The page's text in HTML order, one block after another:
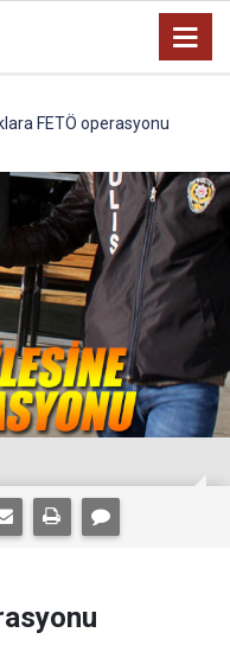
FETÖ operasyonu